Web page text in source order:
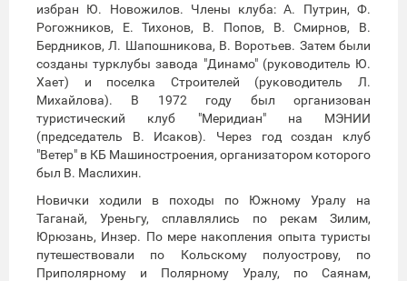
избран Ю. Новожилов. Члены клуба: А. Путрин, Ф.
Рогожников, Е. Тихонов, В. Попов, В. Смирнов, В.
Бердников, Л. Шапошникова, В. Воротьев. Затем были
созданы турклубы завода "Динамо" (руководитель Ю.
Хает) и поселка Строителей (руководитель Л.
Михайлова). В 1972 году был организован
туристический клуб "Меридиан" на МЭНИИ
(председатель В. Исаков). Через год создан клуб
"Ветер" в КБ Машиностроения, организатором которого
был В. Маслихин.
Новички ходили в походы по Южному Уралу на
Таганай, Уреньгу, сплавлялись по рекам Зилим,
Юрюзань, Инзер. По мере накопления опыта туристы
путешествовали по Кольскому полуострову, по
Приполярному и Полярному Уралу, по Саянам,